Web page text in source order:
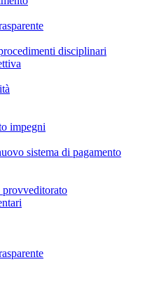
disciplinari
impegni
sistema di pagamento
provveditorato